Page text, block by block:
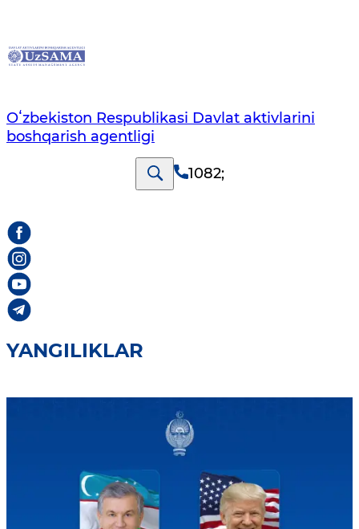
Oʻzbekiston Respublikasi Davlat aktivlarini
boshqarish agentligi
1082;
YANGILIKLAR